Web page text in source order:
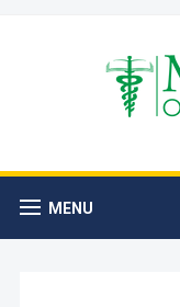
MENU